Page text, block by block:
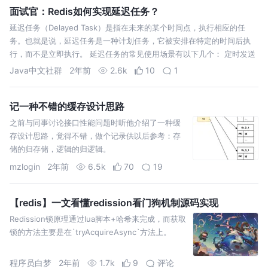
面试官：Redis如何实现延迟任务？
延迟任务（Delayed Task）是指在未来的某个时间点，执行相应的任
务。也就是说，延迟任务是一种计划任务，它被安排在特定的时间后执
行，而不是立即执行。 延迟任务的常见使用场景有以下几个： 定时发送
Java中文社群 2年前 2.6k 10 1
记一种不错的缓存设计思路
之前与同事讨论接口性能问题时听他介绍了一种缓
存设计思路，觉得不错，做个记录供以后参考：存
储的归存储，逻辑的归逻辑。
mzlogin 2年前 6.5k 70 19
【redis】一文看懂redission看门狗机制源码实现
Redission锁原理通过lua脚本+哈希来完成，而获取
锁的方法主要是在`tryAcquireAsync`方法上。
程序员白梦 2年前 1.7k 9 评论